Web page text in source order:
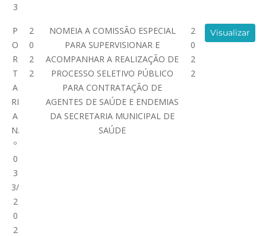
3
P
O
R
T
A
RI
A
N.
º
0
3
3/
2
0
2
2
0
2
2
NOMEIA A COMISSÃO ESPECIAL
PARA SUPERVISIONAR E
ACOMPANHAR A REALIZAÇÃO DE
PROCESSO SELETIVO PÚBLICO
PARA CONTRATAÇÃO DE
AGENTES DE SAÚDE E ENDEMIAS
DA SECRETARIA MUNICIPAL DE
SAÚDE
2
0
2
2
Visualizar